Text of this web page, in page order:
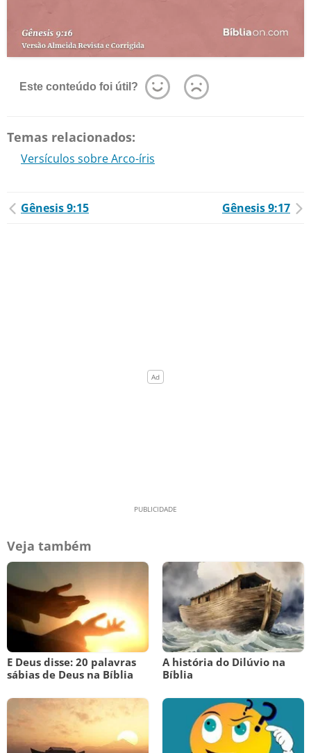
Este conteúdo foi útil?
Temas relacionados:
Versículos sobre Arco-íris
Gênesis 9:15 Gênesis 9:17
Veja também
E Deus disse: 20 palavras
sábias de Deus na Bíblia
A história do Dilúvio na
Bíblia